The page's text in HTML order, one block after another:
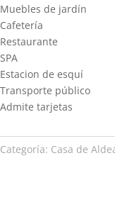
Muebles de jardín
Cafetería
Restaurante
SPA
Estacion de esquí
Transporte público
Admite tarjetas
Categoría: Casa de